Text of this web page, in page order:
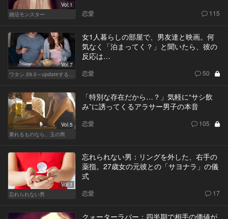
Vol.1
婚活モンスター
恋愛 115
Vol.7
ワタシ 29.0～updateする女～
女1人暮らしの部屋で、男友達と映画。何
気なく「泊まってく？」と聞いたら、彼の
反応は…
恋愛 50
Vol.5
乗れるものなら、玉の輿
「特別な存在だから…？」気軽に“サシ飲
み”に誘ってくるアラサー男子の本音
恋愛 105
Vol.1
忘れられない男
忘れられない男：リングを外した、右手の
薬指。27歳女の元彼との「サヨナラ」の儀
式
恋愛 17
クォーターラバー：四半期で相手の価値が